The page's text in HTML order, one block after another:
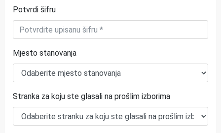
Potvrdi šifru
Mjesto stanovanja
Stranka za koju ste glasali na prošlim izborima